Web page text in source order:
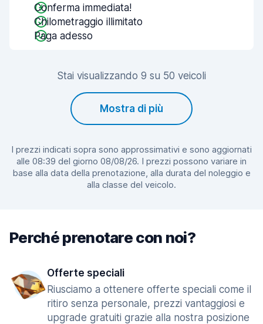
Conferma immediata!
Chilometraggio illimitato
Paga adesso
Stai visualizzando 9 su 50 veicoli
Mostra di più
I prezzi indicati sopra sono approssimativi e sono aggiornati
alle 08:39 del giorno 08/08/26. I prezzi possono variare in
base alla data della prenotazione, alla durata del noleggio e
alla classe del veicolo.
Perché prenotare con noi?
Offerte speciali
Riusciamo a ottenere offerte speciali come il
ritiro senza personale, prezzi vantaggiosi e
upgrade gratuiti grazie alla nostra posizione